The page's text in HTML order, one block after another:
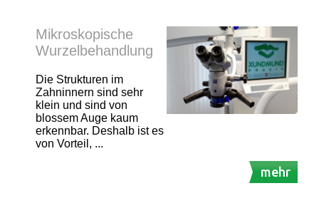
Mikroskopische
Wurzelbehandlung
Die Strukturen im
Zahninnern sind sehr
klein und sind von
blossem Auge kaum
erkennbar. Deshalb ist es
von Vorteil, ...
mehr